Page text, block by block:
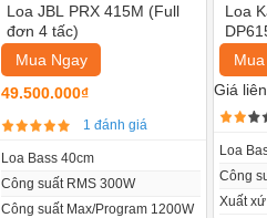
Loa JBL PRX 415M (Full
đơn 4 tấc)
Mua Ngay
49.500.000₫
1 đánh giá
Loa Bass 40cm
Công suất RMS 300W
Công suất Max/Program 1200W
Loa
Giá
Loa
Công
Xuất